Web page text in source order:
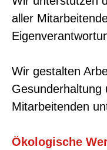
aller
Wir gestalten
Gesunderhaltung
Mitarbeitenden
Ökologische